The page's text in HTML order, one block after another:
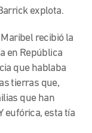
explota.
recibió la
en República
que hablaba
tierras que,
que han
eufórica, esta tía